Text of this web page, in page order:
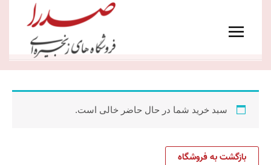
Main
سبد خرید شما در حال حاضر خالی است.
بازگشت به فروشگاه